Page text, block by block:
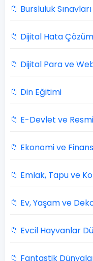
📁 Bursluluk
📁 Dijital Hata
📁 Dijital Para ve
📁 Din Eğitimi
📁 E-Devlet ve
📁 Ekonomi ve Finans
📁 Emlak, Tapu ve
📁 Ev, Yaşam ve
📁 Evcil Hayvanlar
📁 Fantastik